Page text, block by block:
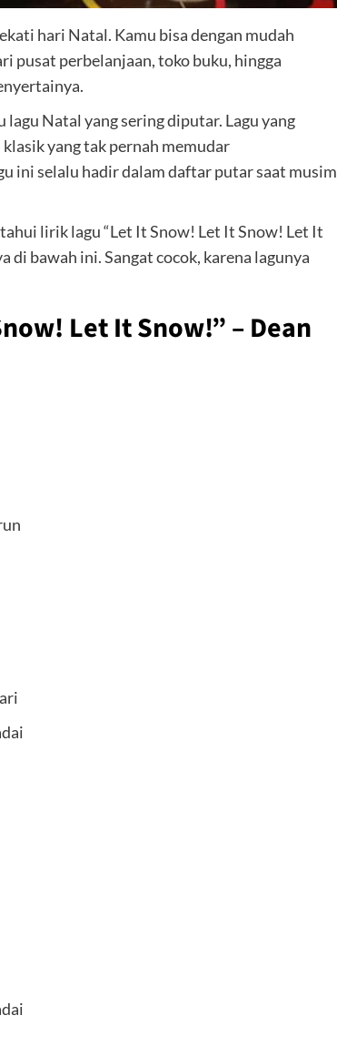
hari Natal. Kamu bisa dengan mudah
pusat perbelanjaan, toko buku, hingga
Natal yang sering diputar. Lagu yang
yang tak pernah memudar
ini selalu hadir dalam daftar putar saat musim
lirik lagu “Let It Snow! Let It Snow! Let It
bawah ini. Sangat cocok, karena lagunya
Let It Snow!” – Dean